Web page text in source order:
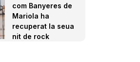
com Banyeres de
Mariola ha
recuperat la seua
nit de rock